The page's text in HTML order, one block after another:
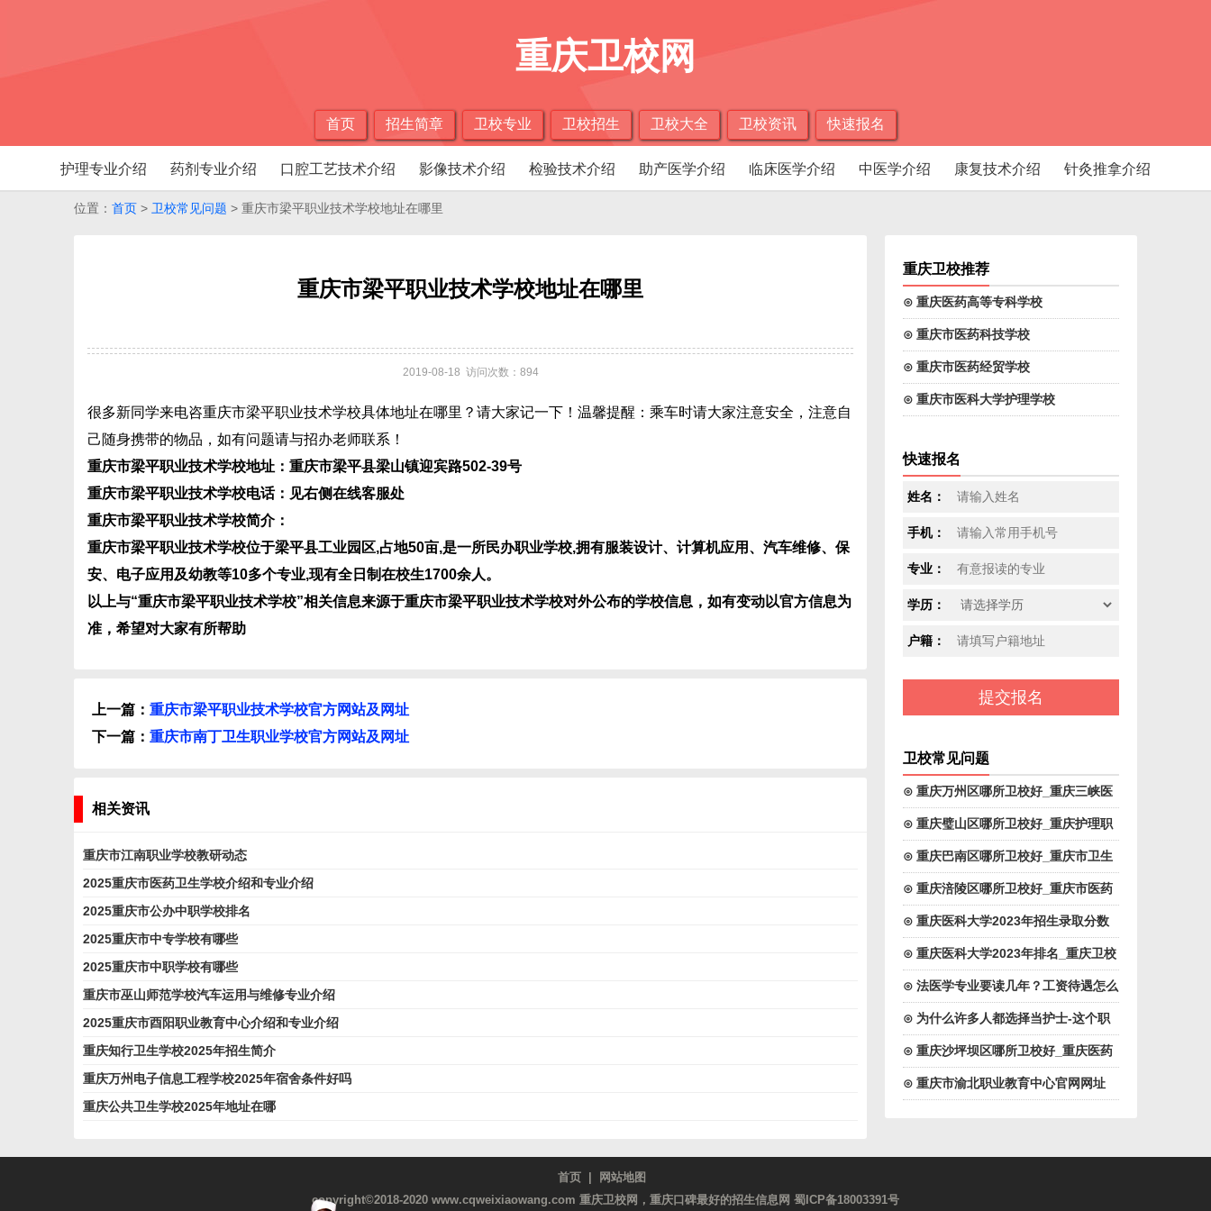
重庆卫校网
首页 招生简章 卫校专业 卫校招生 卫校大全 卫校资讯 快速报名
护理专业介绍 药剂专业介绍 口腔工艺技术介绍 影像技术介绍 检验技术介绍 助产医学介绍 临床医学介绍 中医学介绍 康复技术介绍 针灸推拿介绍
位置： 首页 > 卫校常见问题 > 重庆市梁平职业技术学校地址在哪里
重庆市梁平职业技术学校地址在哪里
2019-08-18 访问次数：894
很多新同学来电咨重庆市梁平职业技术学校具体地址在哪里？请大家记一下！温馨提醒：乘车时请大家注意安全，注意自
己随身携带的物品，如有问题请与招办老师联系！
重庆市梁平职业技术学校地址：重庆市梁平县梁山镇迎宾路502-39号
重庆市梁平职业技术学校电话：见右侧在线客服处
重庆市梁平职业技术学校简介：
重庆市梁平职业技术学校位于梁平县工业园区,占地50亩,是一所民办职业学校,拥有服装设计、计算机应用、汽车维修、保
安、电子应用及幼教等10多个专业,现有全日制在校生1700余人。
以上与“重庆市梁平职业技术学校”相关信息来源于重庆市梁平职业技术学校对外公布的学校信息，如有变动以官方信息为
准，希望对大家有所帮助
上一篇： 重庆市梁平职业技术学校官方网站及网址
下一篇： 重庆市南丁卫生职业学校官方网站及网址
相关资讯
重庆市江南职业学校教研动态
2025重庆市医药卫生学校介绍和专业介绍
2025重庆市公办中职学校排名
2025重庆市中专学校有哪些
2025重庆市中职学校有哪些
重庆市巫山师范学校汽车运用与维修专业介绍
2025重庆市酉阳职业教育中心介绍和专业介绍
重庆知行卫生学校2025年招生简介
重庆万州电子信息工程学校2025年宿舍条件好吗
重庆公共卫生学校2025年地址在哪
重庆卫校推荐
⊙ 重庆医药高等专科学校
⊙ 重庆市医药科技学校
⊙ 重庆市医药经贸学校
⊙ 重庆市医科大学护理学校
快速报名
姓名：
手机：
专业：
学历：
户籍：
卫校常见问题
⊙ 重庆万州区哪所卫校好_重庆三峡医
药高等专科院校
⊙ 重庆璧山区哪所卫校好_重庆护理职
业学院
⊙ 重庆巴南区哪所卫校好_重庆市卫生
技工学校
⊙ 重庆涪陵区哪所卫校好_重庆市医药
卫生学校
⊙ 重庆医科大学2023年招生录取分数
线
⊙ 重庆医科大学2023年排名_重庆卫校
排名
⊙ 法医学专业要读几年？工资待遇怎么
样？
⊙ 为什么许多人都选择当护士-这个职
业好吗
⊙ 重庆沙坪坝区哪所卫校好_重庆医药
高等专科学校
⊙ 重庆市渝北职业教育中心官网网址
首页
网站地图
copyright©2018-2020 www.cqweixiaowang.com 重庆卫校网，重庆口碑最好的招生信息网 蜀ICP备18003391号